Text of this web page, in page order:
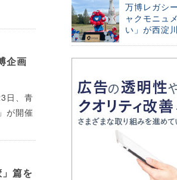
企画
日、青
が開催
篇を
万博レガシ
ャクモニュ
い」が西淀